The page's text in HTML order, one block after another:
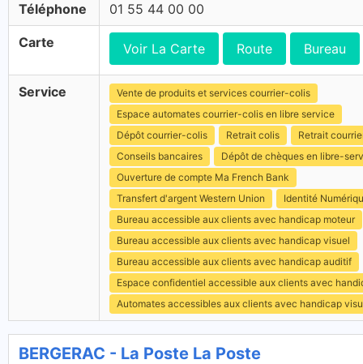
Téléphone 01 55 44 00 00
Carte Voir La Carte Route Bureau
Service
Vente de produits et services courrier-colis
Espace automates courrier-colis en libre service
Dépôt courrier-colis
Retrait colis
Retrait
Conseils bancaires
Dépôt de chèques en libre-
Ouverture de compte Ma French Bank
Transfert d'argent Western Union
Identité
Bureau accessible aux clients avec handicap moteur
Bureau accessible aux clients avec handicap visuel
Bureau accessible aux clients avec handicap auditif
Espace confidentiel accessible aux clients avec
Automates accessibles aux clients avec handicap
BERGERAC - La Poste La Poste